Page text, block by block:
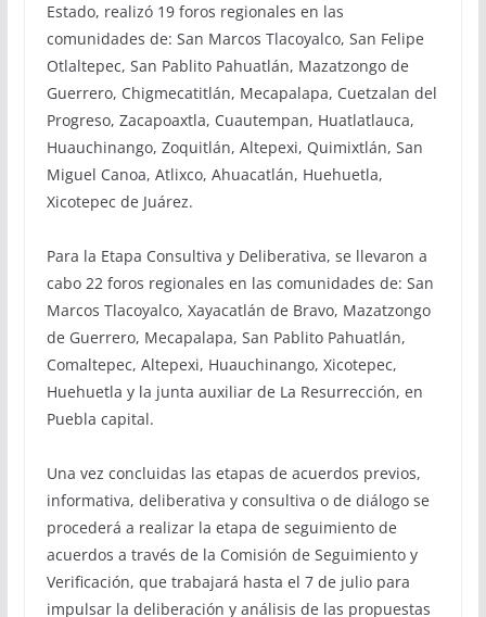
Estado, realizó 19 foros regionales en las
comunidades de: San Marcos Tlacoyalco, San Felipe
Otlaltepec, San Pablito Pahuatlán, Mazatzongo de
Guerrero, Chigmecatitlán, Mecapalapa, Cuetzalan del
Progreso, Zacapoaxtla, Cuautempan, Huatlatlauca,
Huauchinango, Zoquitlán, Altepexi, Quimixtlán, San
Miguel Canoa, Atlixco, Ahuacatlán, Huehuetla,
Xicotepec de Juárez.
Para la Etapa Consultiva y Deliberativa, se llevaron a
cabo 22 foros regionales en las comunidades de: San
Marcos Tlacoyalco, Xayacatlán de Bravo, Mazatzongo
de Guerrero, Mecapalapa, San Pablito Pahuatlán,
Comaltepec, Altepexi, Huauchinango, Xicotepec,
Huehuetla y la junta auxiliar de La Resurrección, en
Puebla capital.
Una vez concluidas las etapas de acuerdos previos,
informativa, deliberativa y consultiva o de diálogo se
procederá a realizar la etapa de seguimiento de
acuerdos a través de la Comisión de Seguimiento y
Verificación, que trabajará hasta el 7 de julio para
impulsar la deliberación y análisis de las propuestas